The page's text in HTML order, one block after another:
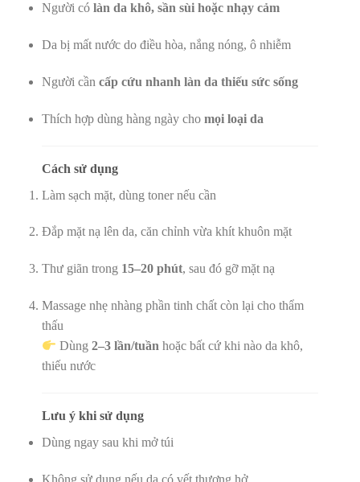
Người có làn da khô, sần sùi hoặc nhạy cảm
Da bị mất nước do điều hòa, nắng nóng, ô nhiễm
Người cần cấp cứu nhanh làn da thiếu sức sống
Thích hợp dùng hàng ngày cho mọi loại da
Cách sử dụng
Làm sạch mặt, dùng toner nếu cần
Đắp mặt nạ lên da, căn chỉnh vừa khít khuôn mặt
Thư giãn trong 15–20 phút, sau đó gỡ mặt nạ
Massage nhẹ nhàng phần tinh chất còn lại cho thẩm
thấu
Dùng2–3 lần/tuần hoặc bất cứ khi nào da khô,
thiếu nước
Lưu ý khi sử dụng
Dùng ngay sau khi mở túi
Không sử dụng nếu da có vết thương hở